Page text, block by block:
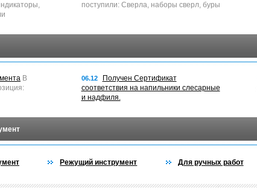
поступили: Сверла, наборы сверл, буры
В
06.12
Получен Сертификат
соответствия на напильники слесарные
и надфиля.
Режущий инструмент Для ручных работ